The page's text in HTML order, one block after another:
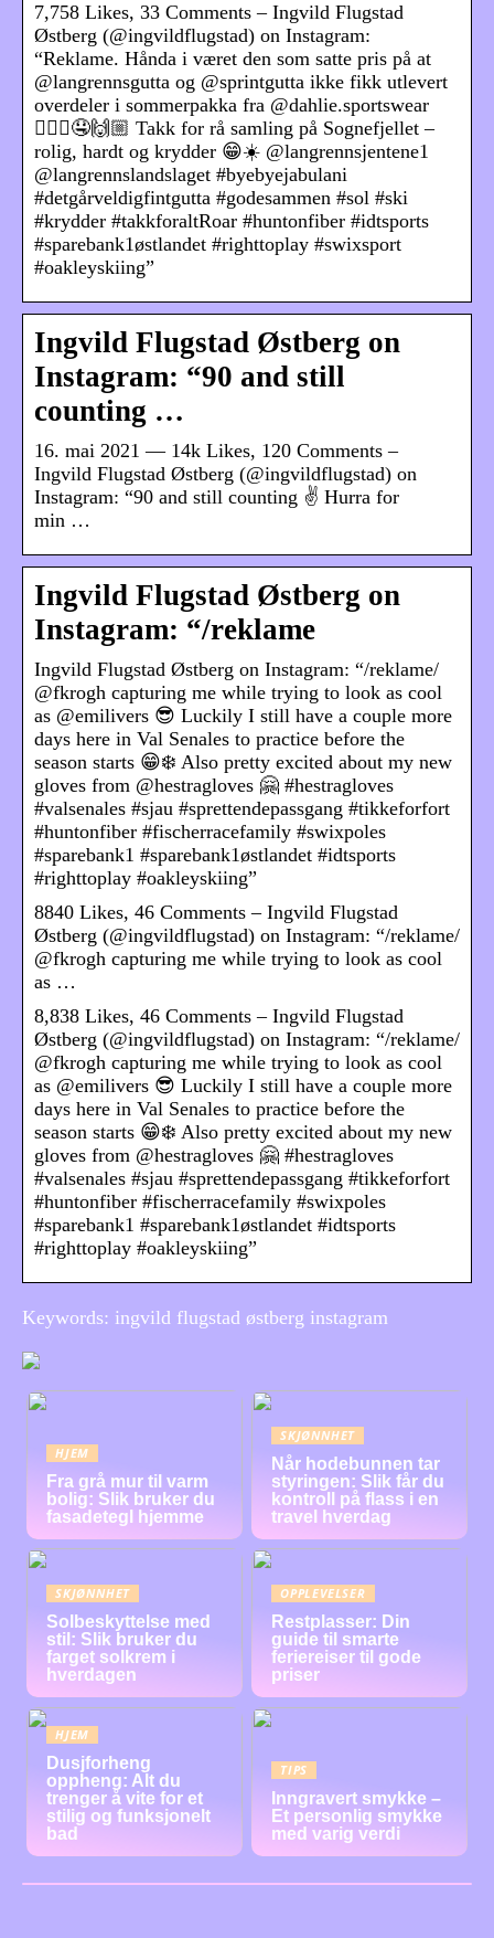
7,758 Likes, 33 Comments – Ingvild Flugstad
Østberg (@ingvildflugstad) on Instagram:
“Reklame. Hånda i været den som satte pris på at
@langrennsgutta og @sprintgutta ikke fikk utlevert
overdeler i sommerpakka fra @dahlie.sportswear
🙋🏼‍♀️🤤🙌🏼 Takk for rå samling på Sognefjellet –
rolig, hardt og krydder 😁☀️ @langrennsjentene1
@langrennslandslaget #byebyejabulani
#detgårveldigfintgutta #godesammen #sol #ski
#krydder #takkforaltRoar #huntonfiber #idtsports
#sparebank1østlandet #righttoplay #swixsport
#oakleyskiing”
Ingvild Flugstad Østberg on
Instagram: “90 and still
counting …
16. mai 2021 — 14k Likes, 120 Comments –
Ingvild Flugstad Østberg (@ingvildflugstad) on
Instagram: “90 and still counting ✌ Hurra for
min …
Ingvild Flugstad Østberg on
Instagram: “/reklame
Ingvild Flugstad Østberg on Instagram: “/reklame/
@fkrogh capturing me while trying to look as cool
as @emilivers 😎 Luckily I still have a couple more
days here in Val Senales to practice before the
season starts 😁❄️ Also pretty excited about my new
gloves from @hestragloves 🤗 #hestragloves
#valsenales #sjau #sprettendepassgang #tikkeforfort
#huntonfiber #fischerracefamily #swixpoles
#sparebank1 #sparebank1østlandet #idtsports
#righttoplay #oakleyskiing”
8840 Likes, 46 Comments – Ingvild Flugstad
Østberg (@ingvildflugstad) on Instagram: “/reklame/
@fkrogh capturing me while trying to look as cool
as …
8,838 Likes, 46 Comments – Ingvild Flugstad
Østberg (@ingvildflugstad) on Instagram: “/reklame/
@fkrogh capturing me while trying to look as cool
as @emilivers 😎 Luckily I still have a couple more
days here in Val Senales to practice before the
season starts 😁❄️ Also pretty excited about my new
gloves from @hestragloves 🤗 #hestragloves
#valsenales #sjau #sprettendepassgang #tikkeforfort
#huntonfiber #fischerracefamily #swixpoles
#sparebank1 #sparebank1østlandet #idtsports
#righttoplay #oakleyskiing”
Keywords: ingvild flugstad østberg instagram
HJEM
Fra grå mur til varm
bolig: Slik bruker du
fasadetegl hjemme
SKJØNNHET
Når hodebunnen tar
styringen: Slik får du
kontroll på flass i en
travel hverdag
SKJØNNHET
Solbeskyttelse med
stil: Slik bruker du
farget solkrem i
hverdagen
OPPLEVELSER
Restplasser: Din
guide til smarte
feriereiser til gode
priser
HJEM
Dusjforheng
oppheng: Alt du
trenger å vite for et
stilig og funksjonelt
bad
TIPS
Inngravert smykke –
Et personlig smykke
med varig verdi